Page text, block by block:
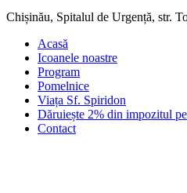
Chișinău, Spitalul de Urgență, str.
Acasă
Icoanele noastre
Program
Pomelnice
Viața Sf. Spiridon
Dăruiește 2% din impozitul
Contact